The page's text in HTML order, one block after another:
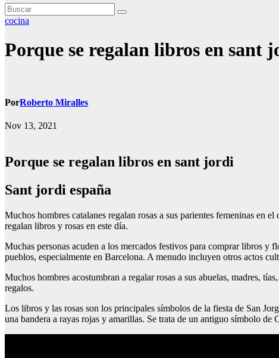
cocina
Porque se regalan libros en sant
PorRoberto Miralles
Nov 13, 2021
Porque se regalan libros en sant jordi
Sant jordi españa
Muchos hombres catalanes regalan rosas a sus parientes femeninas en
regalan libros y rosas en este día.
Muchas personas acuden a los mercados festivos para comprar libros y
pueblos, especialmente en Barcelona. A menudo incluyen otros actos
Muchos hombres acostumbran a regalar rosas a sus abuelas, madres,
regalos.
Los libros y las rosas son los principales símbolos de la fiesta de San
una bandera a rayas rojas y amarillas. Se trata de un antiguo símbolo de